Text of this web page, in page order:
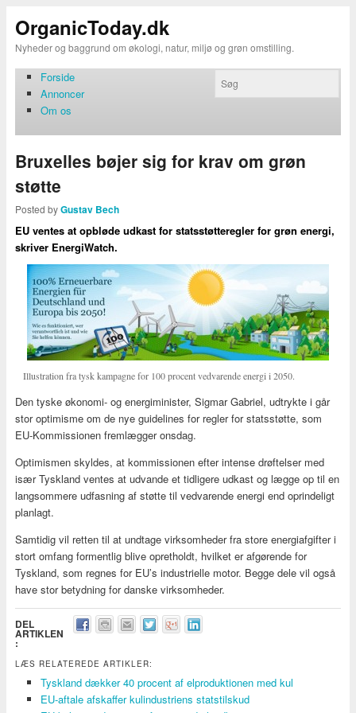
OrganicToday.dk
Nyheder og baggrund om økologi, natur, miljø og grøn omstilling.
Forside
Annoncer
Om os
Bruxelles bøjer sig for krav om grøn
støtte
Posted byGustav Bech
EU ventes at opbløde udkast for statsstøtteregler for grøn energi,
skriver EnergiWatch.
Illustration fra tysk kampagne for 100 procent vedvarende energi i 2050.
Den tyske økonomi- og energiminister, Sigmar Gabriel, udtrykte i går
stor optimisme om de nye guidelines for regler for statsstøtte, som
EU-Kommissionen fremlægger onsdag.
Optimismen skyldes, at kommissionen efter intense drøftelser med
især Tyskland ventes at udvande et tidligere udkast og lægge op til en
langsommere udfasning af støtte til vedvarende energi end oprindeligt
planlagt.
Samtidig vil retten til at undtage virksomheder fra store energiafgifter i
stort omfang formentlig blive opretholdt, hvilket er afgørende for
Tyskland, som regnes for EU’s industrielle motor. Begge dele vil også
have stor betydning for danske virksomheder.
DEL
ARTIKLEN
:
LÆS RELATEREDE ARTIKLER:
Tyskland dækker 40 procent af elproduktionen med kul
EU-aftale afskaffer kulindustriens statstilskud